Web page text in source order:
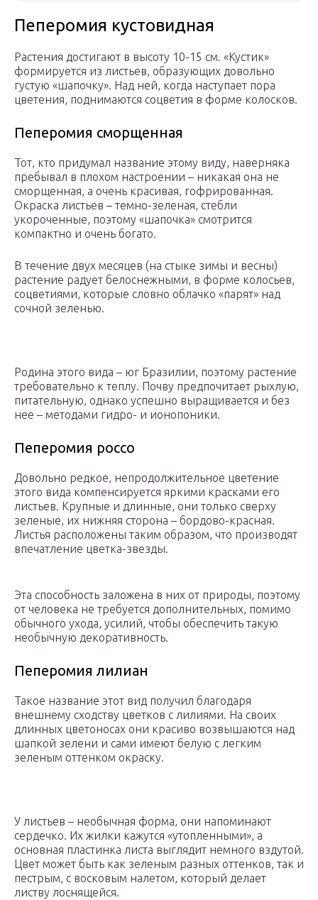
Пеперомия кустовидная
Растения достигают в высоту 10-15 см. «Кустик»
формируется из листьев, образующих довольно
густую «шапочку». Над ней, когда наступает пора
цветения, поднимаются соцветия в форме колосков.
Пеперомия сморщенная
Тот, кто придумал название этому виду, наверняка
пребывал в плохом настроении – никакая она не
сморщенная, а очень красивая, гофрированная.
Окраска листьев – темно-зеленая, стебли
укороченные, поэтому «шапочка» смотрится
компактно и очень богато.
В течение двух месяцев (на стыке зимы и весны)
растение радует белоснежными, в форме колосьев,
соцветиями, которые словно облачко «парят» над
сочной зеленью.
Родина этого вида – юг Бразилии, поэтому растение
требовательно к теплу. Почву предпочитает рыхлую,
питательную, однако успешно выращивается и без
нее – методами гидро- и ионопоники.
Пеперомия россо
Довольно редкое, непродолжительное цветение
этого вида компенсируется яркими красками его
листьев. Крупные и длинные, они только сверху
зеленые, их нижняя сторона – бордово-красная.
Листья расположены таким образом, что производят
впечатление цветка-звезды.
Эта способность заложена в них от природы, поэтому
от человека не требуется дополнительных, помимо
обычного ухода, усилий, чтобы обеспечить такую
необычную декоративность.
Пеперомия лилиан
Такое название этот вид получил благодаря
внешнему сходству цветков с лилиями. На своих
длинных цветоносах они красиво возвышаются над
шапкой зелени и сами имеют белую с легким
зеленым оттенком окраску.
У листьев – необычная форма, они напоминают
сердечко. Их жилки кажутся «утопленными», а
основная пластинка листа выглядит немного вздутой.
Цвет может быть как зеленым разных оттенков, так и
пестрым, с восковым налетом, который делает
листву лоснящейся.